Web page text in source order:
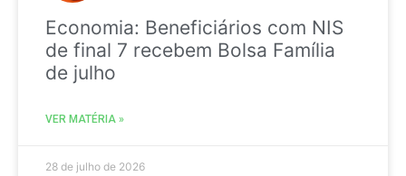
Economia: Beneficiários com NIS
de final 7 recebem Bolsa Família
de julho
VER MATÉRIA »
28 de julho de 2026